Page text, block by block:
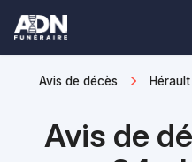
Avis de décès
Avis de